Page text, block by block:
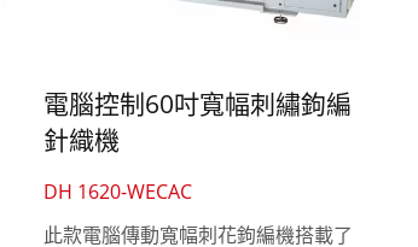
電腦控制60吋寬幅刺繡鉤編
針織機
DH 1620-WECAC
此款電腦傳動寬幅刺花鉤編機搭載了
圓筒織繩鉤編機